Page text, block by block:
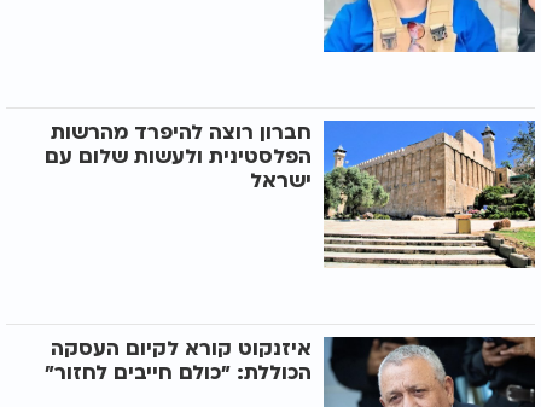
חברון רוצה להיפרד מהרשות
הפלסטינית ולעשות שלום עם
ישראל
איזנקוט קורא לקיום העסקה
הכוללת: "כולם חייבים לחזור"